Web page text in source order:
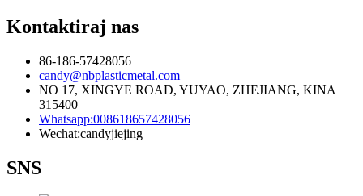
Kontaktiraj nas
86-186-57428056
candy@nbplasticmetal.com
NO 17, XINGYE ROAD, YUYAO, ZHEJIANG, KINA
315400
Whatsapp:008618657428056
Wechat:candyjiejing
SNS